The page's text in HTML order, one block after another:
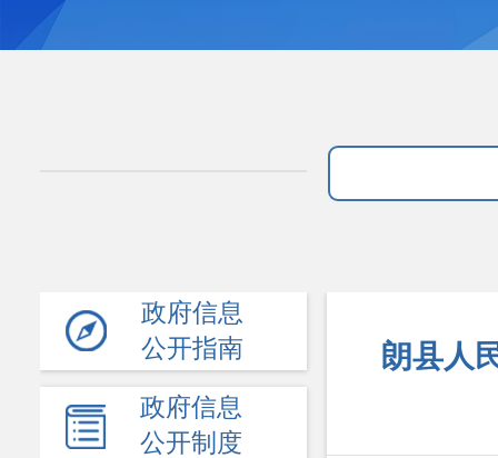
政府信息
公开指南
政府信息
公开制度
朗县人